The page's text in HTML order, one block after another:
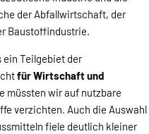
der Abfallwirtschaft, der
Baustoffindustrie.
ein Teilgebiet der
für Wirtschaft und
müssten wir auf nutzbare
verzichten. Auch die Auswahl
fiele deutlich kleiner